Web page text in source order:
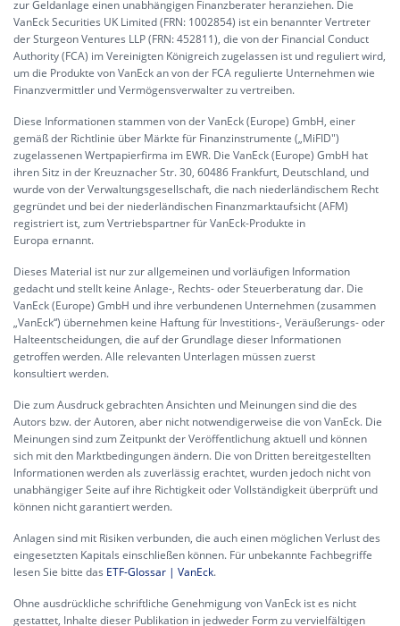
zur Geldanlage einen unabhängigen Finanzberater heranziehen. Die
VanEck Securities UK Limited (FRN: 1002854) ist ein benannter Vertreter
der Sturgeon Ventures LLP (FRN: 452811), die von der Financial Conduct
Authority (FCA) im Vereinigten Königreich zugelassen ist und reguliert wird,
um die Produkte von VanEck an von der FCA regulierte Unternehmen wie
Finanzvermittler und Vermögensverwalter zu vertreiben.
Diese Informationen stammen von der VanEck (Europe) GmbH, einer
gemäß der Richtlinie über Märkte für Finanzinstrumente („MiFID")
zugelassenen Wertpapierfirma im EWR. Die VanEck (Europe) GmbH hat
ihren Sitz in der Kreuznacher Str. 30, 60486 Frankfurt, Deutschland, und
wurde von der Verwaltungsgesellschaft, die nach niederländischem Recht
gegründet und bei der niederländischen Finanzmarktaufsicht (AFM)
registriert ist, zum Vertriebspartner für VanEck-Produkte in
Europa ernannt.
Dieses Material ist nur zur allgemeinen und vorläufigen Information
gedacht und stellt keine Anlage-, Rechts- oder Steuerberatung dar. Die
VanEck (Europe) GmbH und ihre verbundenen Unternehmen (zusammen
„VanEck“) übernehmen keine Haftung für Investitions-, Veräußerungs- oder
Halteentscheidungen, die auf der Grundlage dieser Informationen
getroffen werden. Alle relevanten Unterlagen müssen zuerst
konsultiert werden.
Die zum Ausdruck gebrachten Ansichten und Meinungen sind die des
Autors bzw. der Autoren, aber nicht notwendigerweise die von VanEck. Die
Meinungen sind zum Zeitpunkt der Veröffentlichung aktuell und können
sich mit den Marktbedingungen ändern. Die von Dritten bereitgestellten
Informationen werden als zuverlässig erachtet, wurden jedoch nicht von
unabhängiger Seite auf ihre Richtigkeit oder Vollständigkeit überprüft und
können nicht garantiert werden.
Anlagen sind mit Risiken verbunden, die auch einen möglichen Verlust des
eingesetzten Kapitals einschließen können. Für unbekannte Fachbegriffe
lesen Sie bitte das ETF-Glossar | VanEck.
Ohne ausdrückliche schriftliche Genehmigung von VanEck ist es nicht
gestattet, Inhalte dieser Publikation in jedweder Form zu vervielfältigen